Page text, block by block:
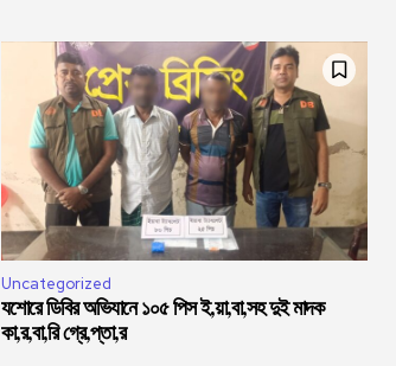
Uncategorized
যশোরে ডিবির অভিযানে ১০৫ পিস ই,য়া,বা,সহ দুই মাদক
কা,র,বা,রি গ্রে,প্তা,র